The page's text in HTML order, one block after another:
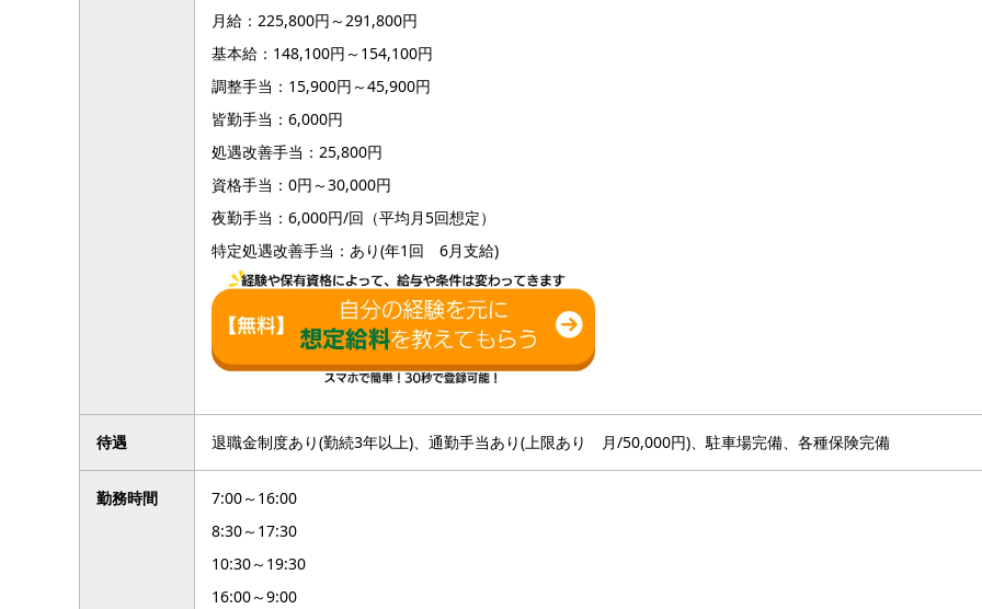
月給：225,800円～291,800円
基本給：148,100円～154,100円
調整手当：15,900円～45,900円
皆勤手当：6,000円
処遇改善手当：25,800円
資格手当：0円～30,000円
夜勤手当：6,000円/回（平均月5回想定）
特定処遇改善手当：あり(年1回 6月支給)
待遇 退職金制度あり(勤続3年以上)、通勤手当あり(上限あり 月/50,000円)、駐車場完備、各種保険完備
勤務時間
7:00～16:00
8:30～17:30
10:30～19:30
16:00～9:00